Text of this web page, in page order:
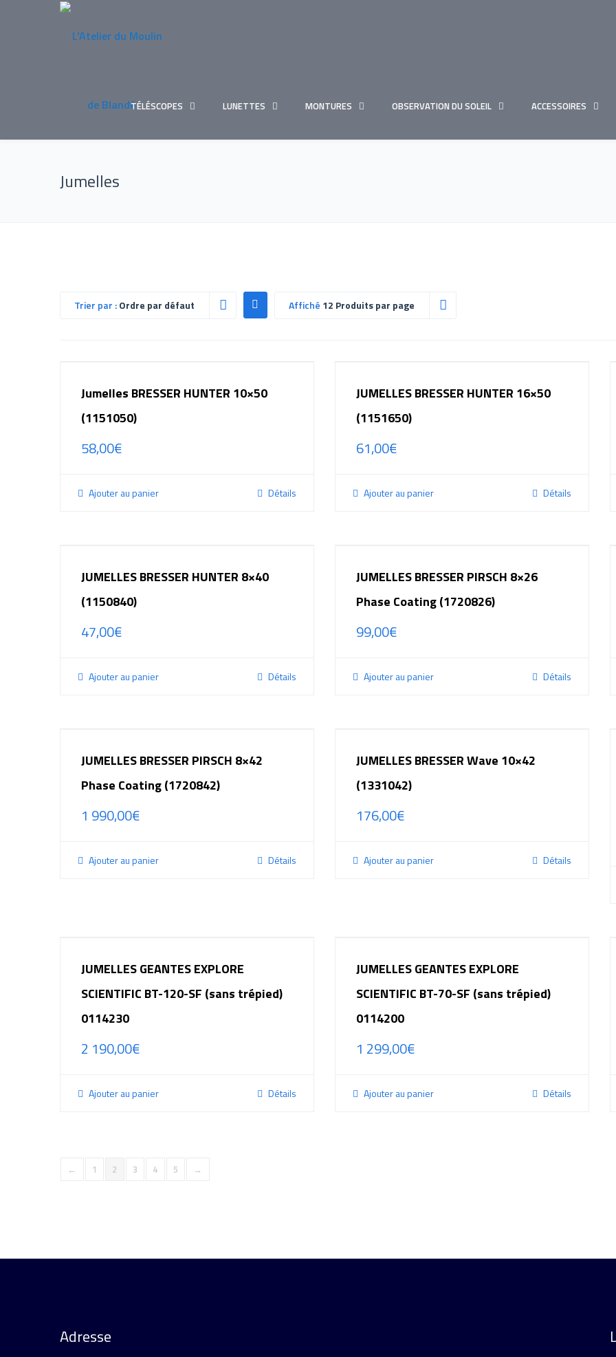
TÉLÉSCOPES LUNETTES MONTURES OBSERVATION DU SOLEIL ACCESSOIRES
Jumelles
Trier par :Ordre par défaut Affiché 12 Produits par page
Jumelles BRESSER HUNTER 10×50
(1151050)
58,00€
Ajouter au panier Détails
JUMELLES BRESSER HUNTER 16×50
(1151650)
61,00€
Ajouter au panier Détails
JUMELLES BRESSER HUNTER 8×40
(1150840)
47,00€
Ajouter au panier Détails
JUMELLES BRESSER PIRSCH 8×26
Phase Coating (1720826)
99,00€
Ajouter au panier Détails
JUMELLES BRESSER PIRSCH 8×42
Phase Coating (1720842)
1 990,00€
Ajouter au panier Détails
JUMELLES BRESSER Wave 10×42
(1331042)
176,00€
Ajouter au panier Détails
JUMELLES GEANTES EXPLORE
SCIENTIFIC BT-120-SF (sans trépied)
0114230
2 190,00€
Ajouter au panier Détails
JUMELLES GEANTES EXPLORE
SCIENTIFIC BT-70-SF (sans trépied)
0114200
1 299,00€
Ajouter au panier Détails
← 1 2 3 4 5 →
Adresse